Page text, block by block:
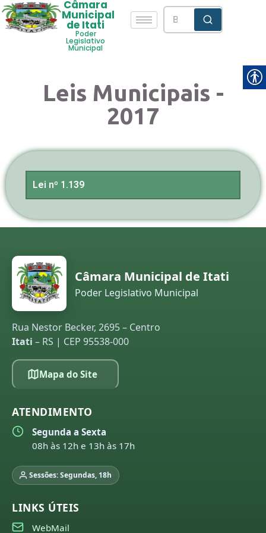
Câmara
Municipal
de Itati
Poder
Legislativo
Municipal
Leis Municipais -
2017
Lei nº 1.139
Câmara Municipal de Itati
Poder Legislativo Municipal
Rua Nestor Becker, 2695 – Centro
Itati – RS | CEP 95538-000
Mapa do Site
ATENDIMENTO
Segunda a Sexta
08h às 12h e 13h às 17h
Sessões: Segundas, 18h
LINKS ÚTEIS
WebMail